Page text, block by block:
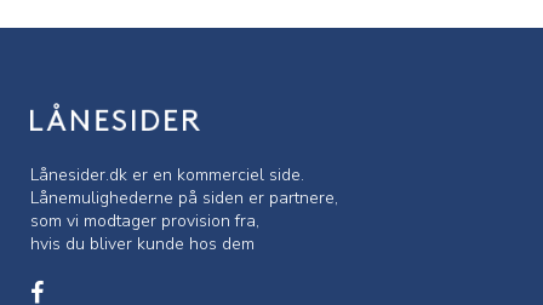
Lånesider.dk er en kommerciel side.
Lånemulighederne på siden er partnere,
som vi modtager provision fra,
hvis du bliver kunde hos dem